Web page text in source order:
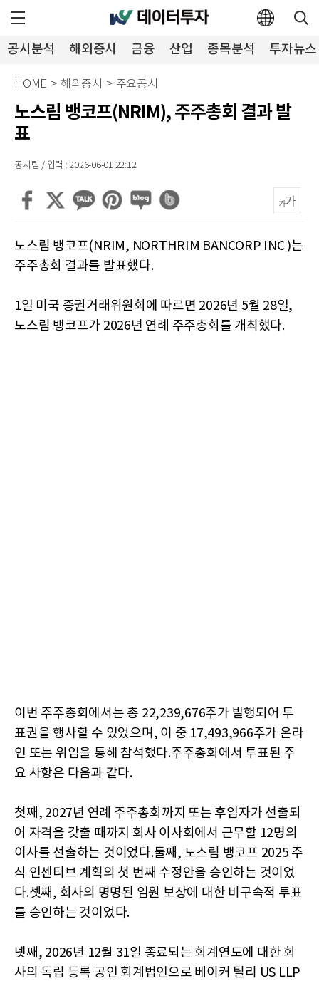
공시분석 해외증시 금융 산업 종목분석 투자뉴스
HOME > 해외증시 > 주요공시
노스림 뱅코프(NRIM), 주주총회 결과 발
표
공시팀 / 입력 : 2026-06-01 22:12
노스림 뱅코프(NRIM, NORTHRIM BANCORP INC )는
주주총회 결과를 발표했다.
1일 미국 증권거래위원회에 따르면 2026년 5월 28일,
노스림 뱅코프가 2026년 연례 주주총회를 개최했다.
이번 주주총회에서는 총 22,239,676주가 발행되어 투
표권을 행사할 수 있었으며, 이 중 17,493,966주가 온라
인 또는 위임을 통해 참석했다.주주총회에서 투표된 주
요 사항은 다음과 같다.
첫째, 2027년 연례 주주총회까지 또는 후임자가 선출되
어 자격을 갖출 때까지 회사 이사회에서 근무할 12명의
이사를 선출하는 것이었다.둘째, 노스림 뱅코프 2025 주
식 인센티브 계획의 첫 번째 수정안을 승인하는 것이었
다.셋째, 회사의 명명된 임원 보상에 대한 비구속적 투표
를 승인하는 것이었다.
넷째, 2026년 12월 31일 종료되는 회계연도에 대한 회
사의 독립 등록 공인 회계법인으로 베이커 틸리 US LLP